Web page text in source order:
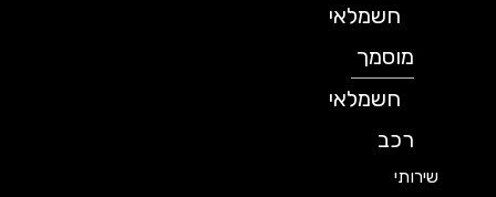
חשמלאי
מוסמך
חשמלאי
שירותי